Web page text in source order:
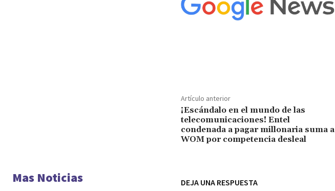
Artículo anterior
¡Escándalo en el mundo de las
telecomunicaciones! Entel
condenada a pagar millonaria suma a
WOM por competencia desleal
Mas Noticias DEJA UNA RESPUESTA